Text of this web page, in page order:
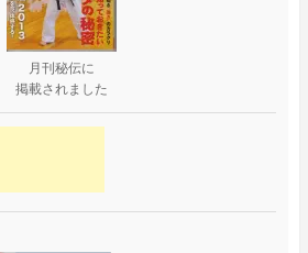
月刊秘伝に
掲載されました